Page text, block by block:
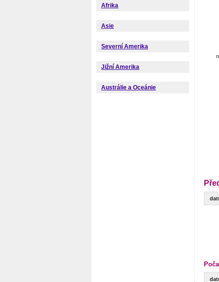
Afrika
Asie
Severní Amerika
Jižní Amerika
Austrálie a Oceánie